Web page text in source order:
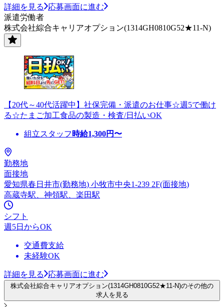
詳細を見る
応募画面に進む
派遣労働者
株式会社綜合キャリアオプション(1314GH0810G52★11-N)
【20代～40代活躍中】社保完備・派遣のお仕事☆週5で働け
る☆たまご加工食品の製造・検査/日払いOK
組立スタッフ 時給1,300円〜
勤務地
面接地
愛知県春日井市(勤務地) 小牧市中央1-239 2F(面接地)
高蔵寺駅、神領駅、楽田駅
シフト
週5日からOK
交通費支給
未経験OK
詳細を見る 応募画面に進む
株式会社綜合キャリアオプション(1314GH0810G52★11-N)のその他の
求人を見る